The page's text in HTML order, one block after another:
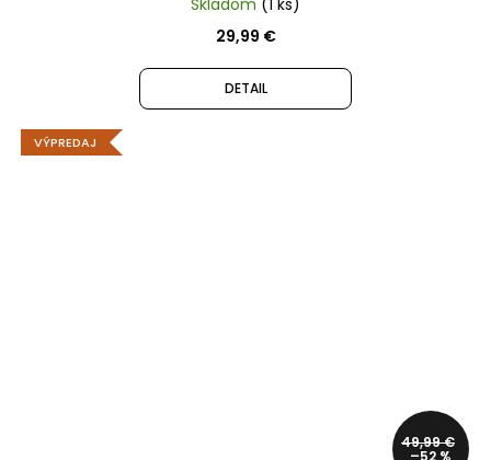
Skladom (1 ks)
29,99 €
DETAIL
VÝPREDAJ
49,99 €
–52 %